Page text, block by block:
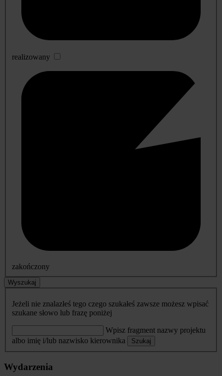
realizowany
zakończony
Wyszukaj
Jeżeli nie znalazłeś tego czego szukałeś zawsze możesz wpisać
szukane słowo lub frazę poniżej
Wpisz fragment nazwy projektu
albo imię i/lub nazwisko kierownika
Szukaj
Wydarzenia